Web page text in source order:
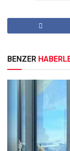
BENZER